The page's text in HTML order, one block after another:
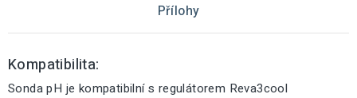
Přílohy
Kompatibilita:
Sonda pH je kompatibilní s regulátorem Reva3cool